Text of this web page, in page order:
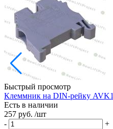
Быстрый просмотр
Клеммник на DIN-рейку
Есть в наличии
257 руб. /шт
-
+